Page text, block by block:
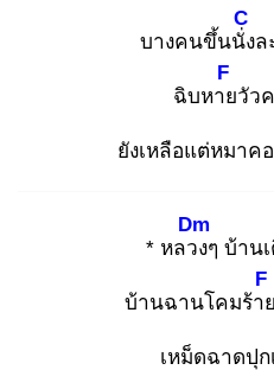
บางคนขึ้นนั่ง
C
ล
ฉิบหาย
F
วัว
ยังเหลือแต่หมาค
* หลวง
Dm
ๆ บ้าน
บ้านฉานโคมร้าย
F
เหม็ดฉาดปุก